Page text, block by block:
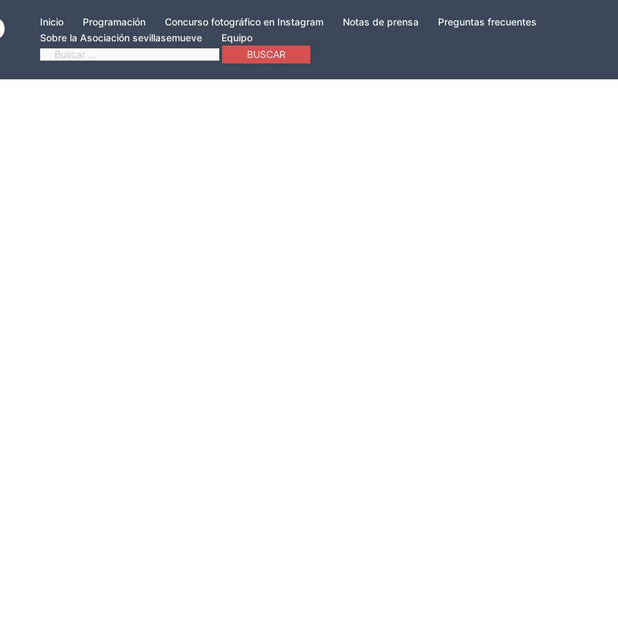
Inicio Programación Concurso fotográfico en Instagram Notas de prensa
Preguntas frecuentes
Sobre la Asociación sevillasemueve
Equipo
Buscar: